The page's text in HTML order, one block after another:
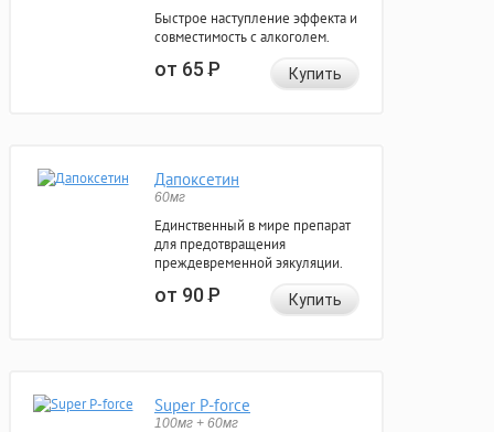
Быстрое наступление эффекта и
совместимость с алкоголем.
от 65Р Купить
Дапоксетин
60мг
Единственный в мире препарат
для предотвращения
преждевременной эякуляции.
от 90Р Купить
Super P-force
100мг + 60мг